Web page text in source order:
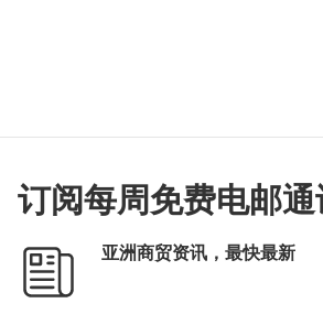
订阅每周免费电邮通
亚洲商贸资讯，最快最新